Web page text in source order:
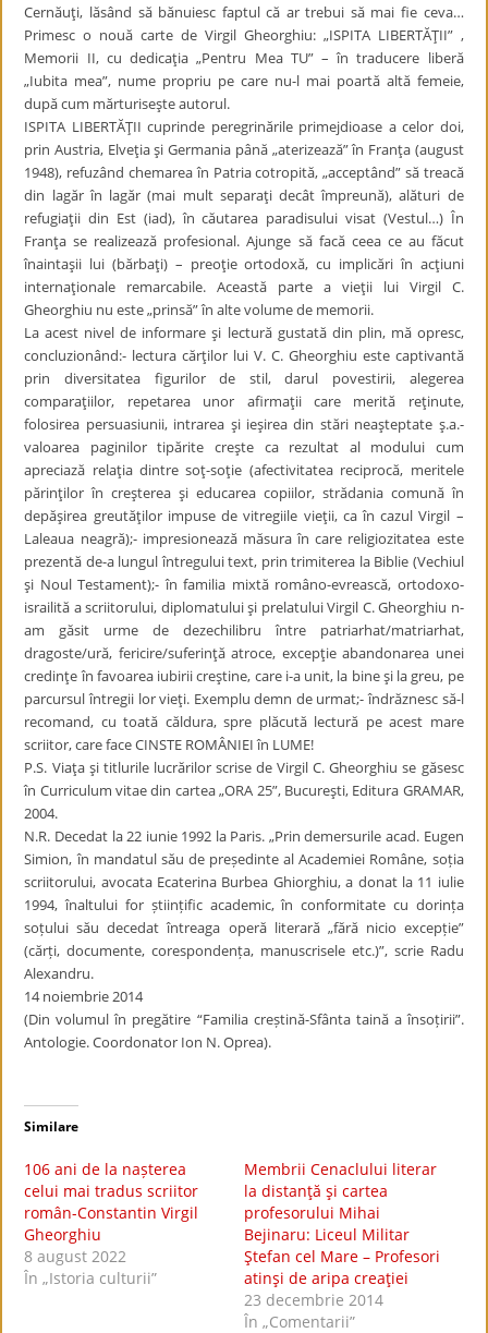
Cernăuţi, lăsând să bănuiesc faptul că ar trebui să mai fie ceva…
Primesc o nouă carte de Virgil Gheorghiu: „ISPITA LIBERTĂŢII” ,
Memorii II, cu dedicaţia „Pentru Mea TU” – în traducere liberă
„Iubita mea”, nume propriu pe care nu-l mai poartă altă femeie,
după cum mărturiseşte autorul.
ISPITA LIBERTĂŢII cuprinde peregrinările primejdioase a celor doi,
prin Austria, Elveţia şi Germania până „aterizează” în Franţa (august
1948), refuzând chemarea în Patria cotropită, „acceptând” să treacă
din lagăr în lagăr (mai mult separaţi decât împreună), alături de
refugiaţii din Est (iad), în căutarea paradisului visat (Vestul…) În
Franţa se realizează profesional. Ajunge să facă ceea ce au făcut
înaintaşii lui (bărbaţi) – preoţie ortodoxă, cu implicări în acţiuni
internaţionale remarcabile. Această parte a vieţii lui Virgil C.
Gheorghiu nu este „prinsă” în alte volume de memorii.
La acest nivel de informare şi lectură gustată din plin, mă opresc,
concluzionând:- lectura cărţilor lui V. C. Gheorghiu este captivantă
prin diversitatea figurilor de stil, darul povestirii, alegerea
comparaţiilor, repetarea unor afirmaţii care merită reţinute,
folosirea persuasiunii, intrarea şi ieşirea din stări neaşteptate ş.a.-
valoarea paginilor tipărite creşte ca rezultat al modului cum
apreciază relaţia dintre soţ-soţie (afectivitatea reciprocă, meritele
părinţilor în creşterea şi educarea copiilor, strădania comună în
depăşirea greutăţilor impuse de vitregiile vieţii, ca în cazul Virgil –
Laleaua neagră);- impresionează măsura în care religiozitatea este
prezentă de-a lungul întregului text, prin trimiterea la Biblie (Vechiul
şi Noul Testament);- în familia mixtă româno-evrească, ortodoxo-
israilită a scriitorului, diplomatului şi prelatului Virgil C. Gheorghiu n-
am găsit urme de dezechilibru între patriarhat/matriarhat,
dragoste/ură, fericire/suferinţă atroce, excepţie abandonarea unei
credinţe în favoarea iubirii creştine, care i-a unit, la bine şi la greu, pe
parcursul întregii lor vieţi. Exemplu demn de urmat;- îndrăznesc să-l
recomand, cu toată căldura, spre plăcută lectură pe acest mare
scriitor, care face CINSTE ROMÂNIEI în LUME!
P.S. Viaţa şi titlurile lucrărilor scrise de Virgil C. Gheorghiu se găsesc
în Curriculum vitae din cartea „ORA 25”, Bucureşti, Editura GRAMAR,
2004.
N.R. Decedat la 22 iunie 1992 la Paris. „Prin demersurile acad. Eugen
Simion, în mandatul său de președinte al Academiei Române, soția
scriitorului, avocata Ecaterina Burbea Ghiorghiu, a donat la 11 iulie
1994, înaltului for științific academic, în conformitate cu dorința
soțului său decedat întreaga operă literară „fără nicio excepție”
(cărți, documente, corespondența, manuscrisele etc.)”, scrie Radu
Alexandru.
14 noiembrie 2014
(Din volumul în pregătire “Familia creștină-Sfânta taină a însoțirii”.
Antologie. Coordonator Ion N. Oprea).
Similare
106 ani de la nașterea
celui mai tradus scriitor
român-Constantin Virgil
Gheorghiu
8 august 2022
În „Istoria culturii”
Membrii Cenaclului literar
la distanţă şi cartea
profesorului Mihai
Bejinaru: Liceul Militar
Ştefan cel Mare – Profesori
atinşi de aripa creaţiei
23 decembrie 2014
În „Comentarii”